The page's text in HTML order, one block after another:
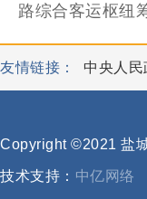
路综合客运枢纽
友情链接： 中央人民
Copyright ©2021 盐
技术支持： 中亿网络